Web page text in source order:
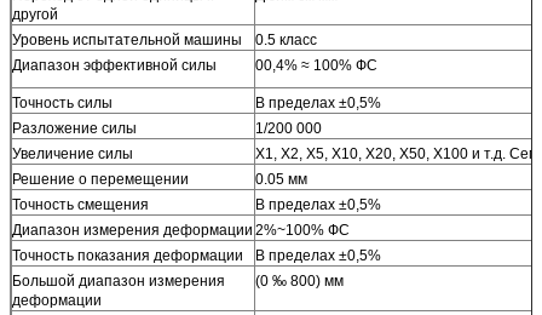
другой
Уровень испытательной машины
0.5 класс
Диапазон эффективной силы
00,4% ≈ 100% ФС
Точность силы
В пределах ±0,5%
Разложение силы
1/200 000
Увеличение силы
X1, X2, X5, X10, X20, X50, X100 и т.д.
Решение о перемещении
0.05 мм
Точность смещения
В пределах ±0,5%
Диапазон измерения деформации 2%~100% ФС
Точность показания деформации
В пределах ±0,5%
Большой диапазон измерения
деформации
(0 ‰ 800) мм